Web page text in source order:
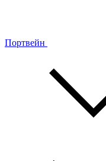
Портвейн